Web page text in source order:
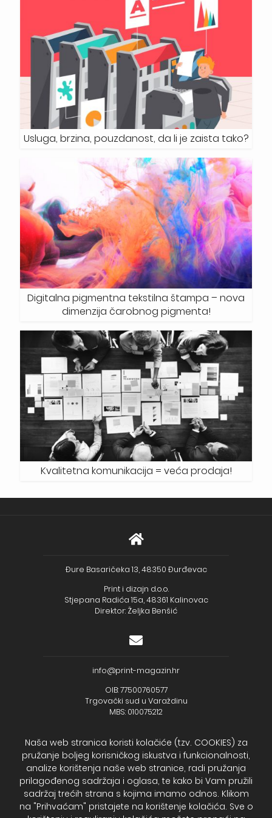
Usluga, brzina, pouzdanost, da li je zaista tako?
Digitalna pigmentna tekstilna štampa – nova
dimenzija čarobnog pigmenta!
Kvalitetna komunikacija = veća prodaja!
Đure Basaričeka 13, 48350 Đurđevac
Print i dizajn d.o.o.
Stjepana Radića 15a, 48361 Kalinovac
Direktor: Željka Benšić
info@print-magazin.hr
OIB: 77500760577
Trgovački sud u Varaždinu
MBS: 010075212
+385 (48) 733 111
Zagrebačka banka d.d.
IBAN - HR2723600001102099043
Temeljni kapital: 330.000,00kn uplaćen u cijelosti
Naša web stranica koristi kolačiće (tzv. COOKIES) za
pružanje boljeg korisničkog iskustva i funkcionalnosti,
analize korištenja naše web stranice, radi pružanja
prilagođenog sadržaja i oglasa, te kako bi Vam pružili
sadržaj trećih strana s kojima imamo odnos. Klikom
na "Prihvaćam" pristajete na korištenje kolačića. Sve o